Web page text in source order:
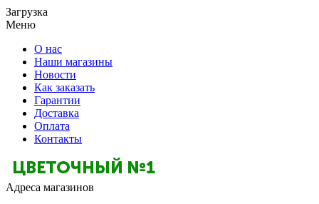
Загрузка
Меню
О нас
Наши магазины
Новости
Как заказать
Гарантии
Доставка
Оплата
Контакты
Адреса магазинов